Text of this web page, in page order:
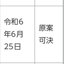
令和6
年6月
25日
原案
可決